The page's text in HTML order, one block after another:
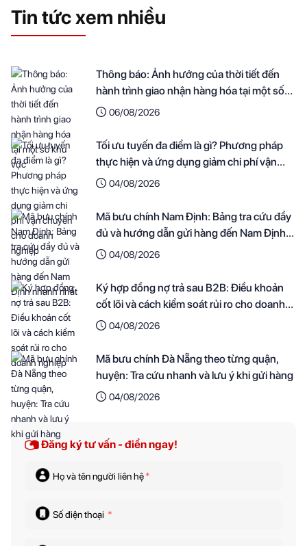
Tin tức xem nhiều
Thông báo: Ảnh hưởng của thời tiết đến
hành trình giao nhận hàng hóa tại một số
khu vực
06/08/2026
Tối ưu tuyến đa điểm là gì? Phương pháp
thực hiện và ứng dụng giảm chi phí vận
chuyển cho doanh nghiệp
04/08/2026
Mã bưu chính Nam Định: Bảng tra cứu đầy
đủ và hướng dẫn gửi hàng đến Nam Định
nhanh nhất
04/08/2026
Ký hợp đồng nợ trả sau B2B: Điều khoản
cốt lõi và cách kiểm soát rủi ro cho doanh
nghiệp
04/08/2026
Mã bưu chính Đà Nẵng theo từng quận,
huyện: Tra cứu nhanh và lưu ý khi gửi hàng
04/08/2026
Đăng ký tư vấn - điền ngay!
Họ và tên người liên hệ*
Số điện thoại *